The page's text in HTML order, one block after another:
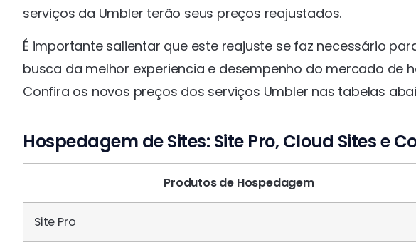
serviços da Umbler terão seus preços reajustados.
É importante salientar que este reajuste se faz necessário
busca da melhor experiencia e desempenho do mercado de
Confira os novos preços dos serviços Umbler nas tabelas
Hospedagem de Sites: Site Pro, Cloud Sites e
Produtos de Hospedagem
Site Pro